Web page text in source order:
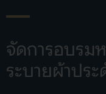
จัดการอบรม
ระบายผ้าประ